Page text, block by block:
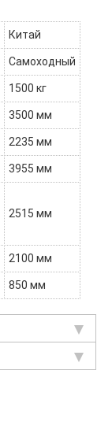
Китай
Самоходный
1500 кг
3500 мм
2235 мм
3955 мм
2515 мм
2100 мм
850 мм